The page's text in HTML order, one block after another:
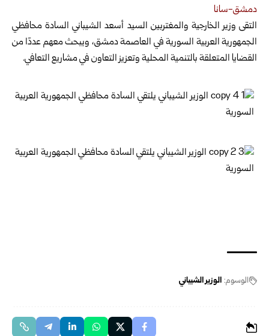
دمشق-سانا
التقى وزير الخارجية والمغتربين السيد أسعد الشيباني السادة محافظي
الجمهورية العربية السورية في العاصمة دمشق، ويبحث معهم عددًا من
القضايا المتعلقة بالتنمية المحلية وتعزيز التعاون في مشاريع التعافي.
الوسوم: الوزير الشيباني